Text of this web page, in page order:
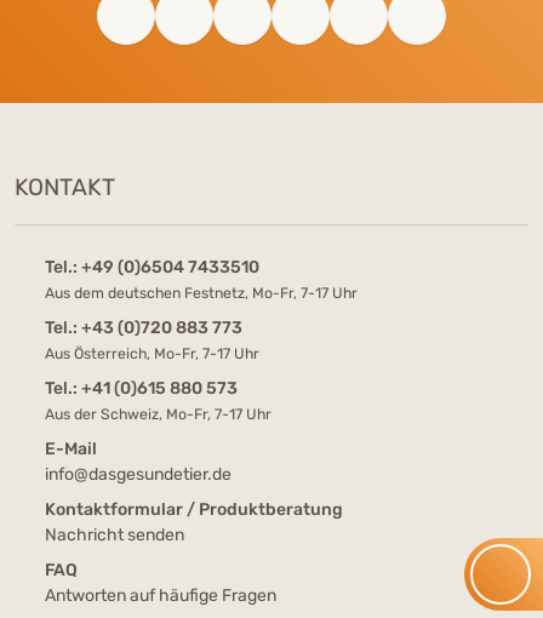
KONTAKT
Tel.: +49 (0)6504 7433510
Aus dem deutschen Festnetz, Mo-Fr, 7-17 Uhr
Tel.: +43 (0)720 883 773
Aus Österreich, Mo-Fr, 7-17 Uhr
Tel.: +41 (0)615 880 573
Aus der Schweiz, Mo-Fr, 7-17 Uhr
E-Mail
info@dasgesundetier.de
Kontaktformular / Produktberatung
Nachricht senden
FAQ
Antworten auf häufige Fragen